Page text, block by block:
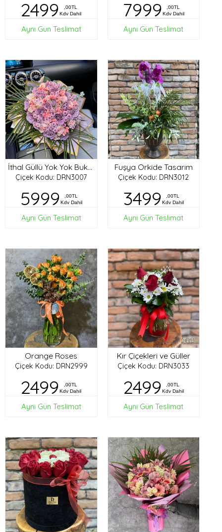
2499
,00TL
Kdv Dahil
Aynı Gün Teslimat
7999
,00TL
Kdv Dahil
Aynı Gün Teslimat
İthal Güllü Yok Yok Buket
Çiçek Kodu: DRN3007
5999
,00TL
Kdv Dahil
Aynı Gün Teslimat
Fuşya Orkide Tasarım
Çiçek Kodu: DRN3012
3499
,00TL
Kdv Dahil
Aynı Gün Teslimat
Orange Roses
Çiçek Kodu: DRN2999
2499
,00TL
Kdv Dahil
Aynı Gün Teslimat
Kır Çiçekleri ve Güller
Çiçek Kodu: DRN3033
2499
,00TL
Kdv Dahil
Aynı Gün Teslimat